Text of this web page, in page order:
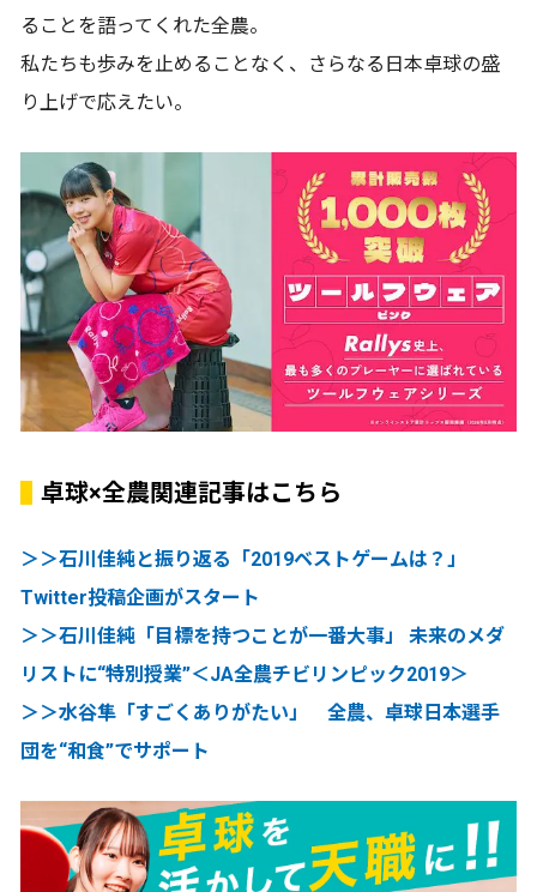
ることを語ってくれた全農。
私たちも歩みを止めることなく、さらなる日本卓球の盛
り上げで応えたい。
卓球×全農関連記事はこちら
＞＞石川佳純と振り返る「2019ベストゲームは？」
Twitter投稿企画がスタート
＞＞石川佳純「目標を持つことが一番大事」 未来のメダ
リストに“特別授業”＜JA全農チビリンピック2019＞
＞＞水谷隼「すごくありがたい」 全農、卓球日本選手
団を“和食”でサポート